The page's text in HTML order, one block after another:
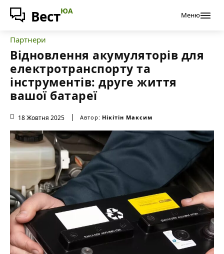
ВестЮА Меню
Партнери
Відновлення акумуляторів для
електротранспорту та
інструментів: друге життя
вашої батареї
18 Жовтня 2025 Автор: Нікітін Максим